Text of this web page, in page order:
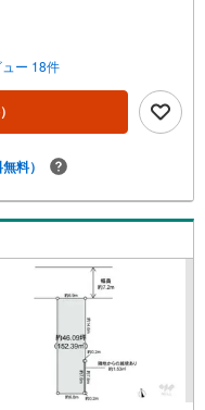
前にご予約頂きましたら営
します。＼本物件の他に
業者間で不動産情報が共
や、その他隣接エリアで
不動産販売 久屋大通営業
出口から徒歩1分、名城線
～19:00（定休日無し） 上
れる場合は「室内・現地
ご希望の日時をご記入い
可能です。
ー 18件
料）